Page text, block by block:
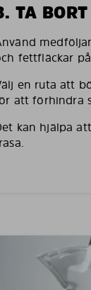
TA
fettfläckar
en ruta att
att förhindra
kan hjälpa